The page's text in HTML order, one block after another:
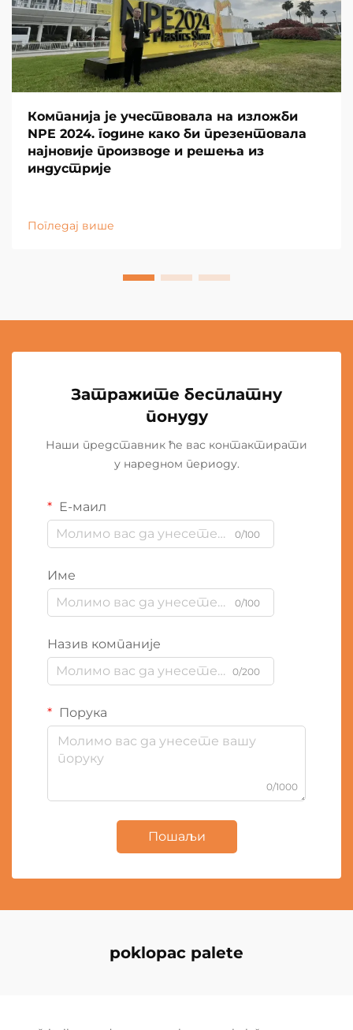
Компанија је учествовала на изложби
NPE 2024. године како би презентовала
најновије производе и решења из
индустрије
Погледај више
Затражите бесплатну
понуду
Наши представник ће вас контактирати
у наредном периоду.
Е-маил
0/100
Име
0/100
Назив компаније
0/200
Порука
0/1000
Пошаљи
poklopac palete